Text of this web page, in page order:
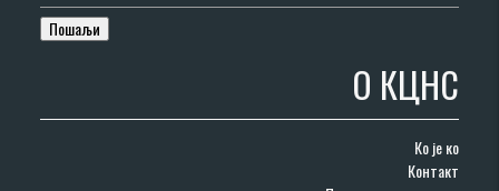
О КЦНС
Ко је ко
Контакт